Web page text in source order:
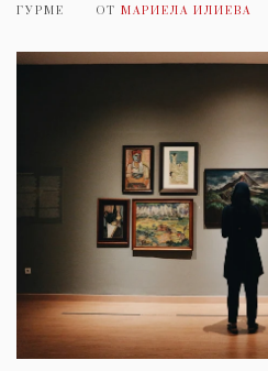
ГУРМЕ ОТ МАРИЕЛА ИЛИЕВА